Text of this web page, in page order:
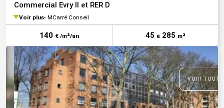
Commercial Evry II et RER D
Voir plus MCarré Conseil
140 € /m²/an 45 à285 m²
VOIR